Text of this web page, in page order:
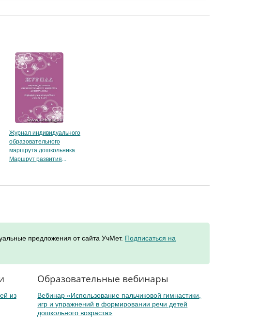
Журнал индивидуального
образовательного
маршрута дошкольника.
Маршрут развития
предложения от сайта УчМет. Подписаться на
из
Образовательные вебинары
Вебинар «Использование пальчиковой гимнастики,
игр и упражнений в формировании речи детей
дошкольного возраста»